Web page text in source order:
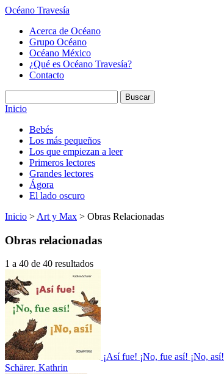
Océano Travesía
Acerca de Océano
Grupo Océano
Océano México
¿Qué es Océano Travesía?
Contacto
Inicio
Bebés
Los más pequeños
Los que empiezan a leer
Primeros lectores
Grandes lectores
Ágora
El lado oscuro
Inicio > Art y Max > Obras Relacionadas
Obras relacionadas
1 a 40 de 40 resultados
¡Así fue! ¡No, fue así! ¡No, así!
Schärer, Kathrin